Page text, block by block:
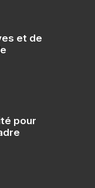
et de
pour